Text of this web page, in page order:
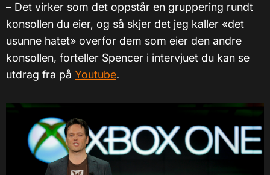
– Det virker som det oppstår en gruppering rundt
konsollen du eier, og så skjer det jeg kaller «det
usunne hatet» overfor dem som eier den andre
konsollen, forteller Spencer i intervjuet du kan se
utdrag fra på Youtube.